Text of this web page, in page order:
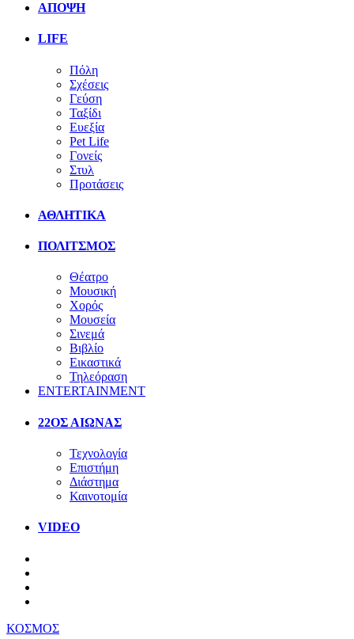
ΑΠΟΨΗ
LIFE
Πόλη
Σχέσεις
Γεύση
Ταξίδι
Ευεξία
Pet Life
Γονείς
Στυλ
Προτάσεις
ΑΘΛΗΤΙΚΑ
ΠΟΛΙΤΣΜΟΣ
Θέατρο
Μουσική
Χορός
Μουσεία
Σινεμά
Βιβλίο
Εικαστικά
Τηλεόραση
ENTERTAINMENT
22ΟΣ ΑΙΩΝΑΣ
Τεχνολογία
Επιστήμη
Διάστημα
Καινοτομία
VIDEO
ΚΟΣΜΟΣ